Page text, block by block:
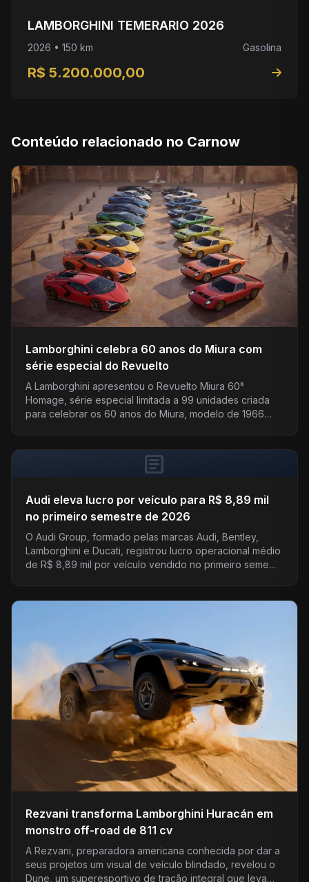
LAMBORGHINI TEMERARIO 2026
2026 • 150 km Gasolina
R$ 5.200.000,00
Conteúdo relacionado no Carnow
Lamborghini celebra 60 anos do Miura com
série especial do Revuelto
A Lamborghini apresentou o Revuelto Miura 60°
Homage, série especial limitada a 99 unidades criada
para celebrar os 60 anos do Miura, modelo de 1966…
article
Audi eleva lucro por veículo para R$ 8,89 mil
no primeiro semestre de 2026
O Audi Group, formado pelas marcas Audi, Bentley,
Lamborghini e Ducati, registrou lucro operacional médio
de R$ 8,89 mil por veículo vendido no primeiro seme...
Rezvani transforma Lamborghini Huracán em
monstro off-road de 811 cv
A Rezvani, preparadora americana conhecida por dar a
seus projetos um visual de veículo blindado, revelou o
Dune, um superesportivo de tração integral que leva…